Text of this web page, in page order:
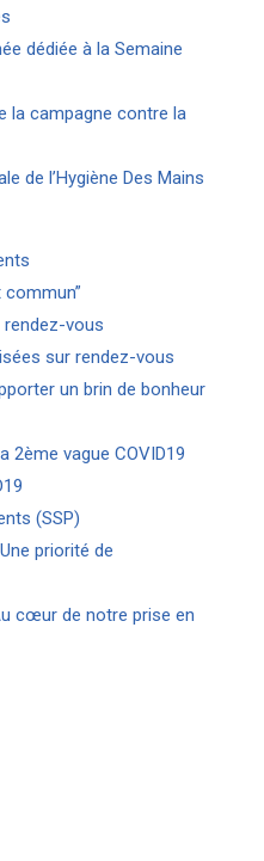
dédiée à la Semaine
la campagne contre la
de l’Hygiène Des Mains
vous
sur rendez-vous
un brin de bonheur
2ème vague COVID19
(SSP)
priorité de
cœur de notre prise en